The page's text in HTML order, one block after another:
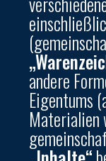
andere
Eigentums
Materialien